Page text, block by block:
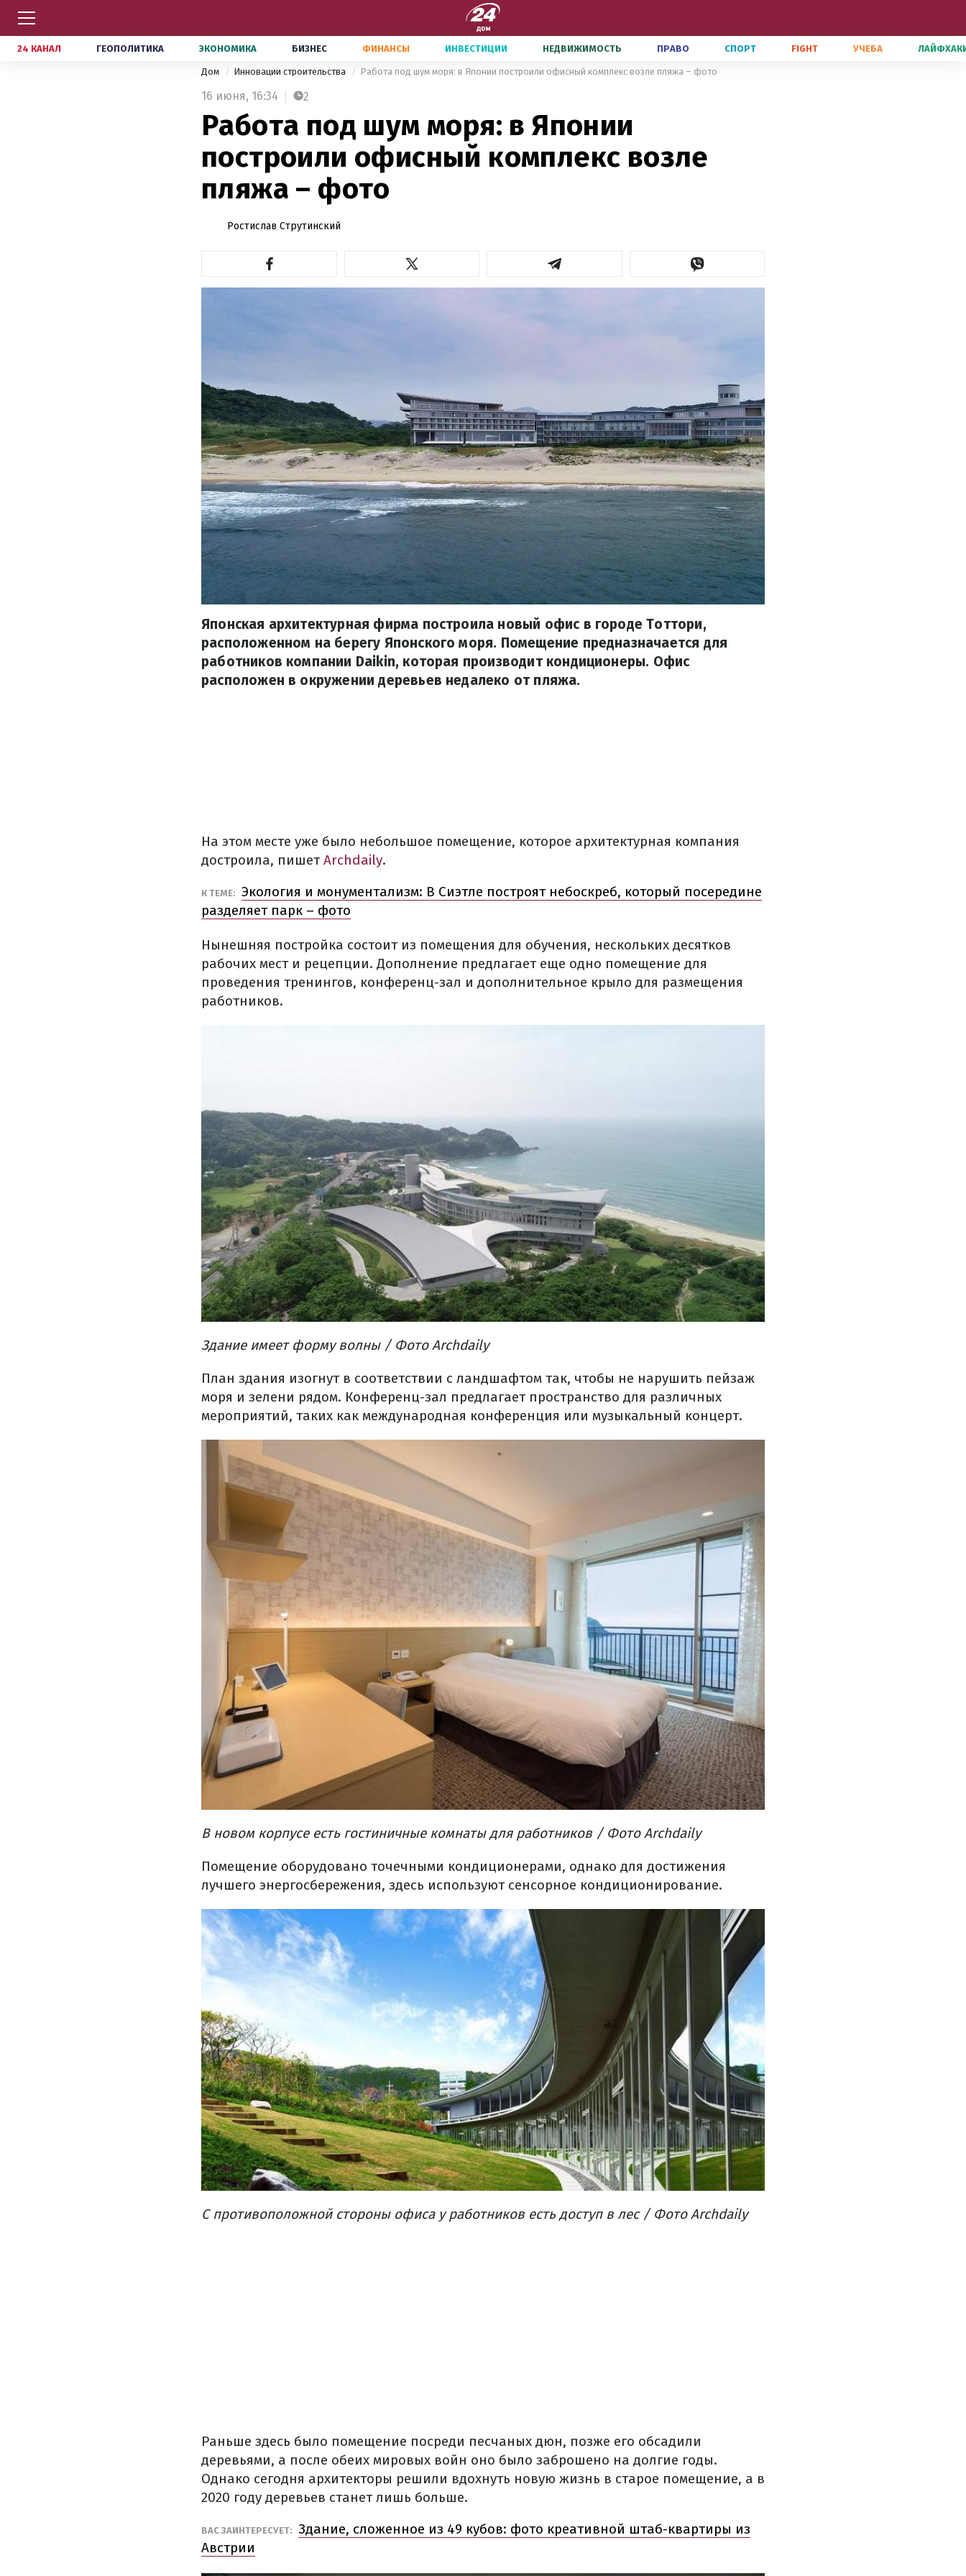
24 КАНАЛ ГЕОПОЛИТИКА ЭКОНОМИКА БИЗНЕС ФИНАНСЫ ИНВЕСТИЦИИ НЕДВИЖИМОСТЬ ПРАВО СПОРТ FIGHT УЧЕБА
Дом Инновации строительства Работа под шум моря: в Японии построили офисный комплекс возле пляжа – фото
16 июня, 16:34 2
Работа под шум моря: в Японии
построили офисный комплекс возле
пляжа – фото
Ростислав Струтинский
Японская архитектурная фирма построила новый офис в городе Тоттори,
расположенном на берегу Японского моря. Помещение предназначается для
работников компании Daikin, которая производит кондиционеры. Офис
расположен в окружении деревьев недалеко от пляжа.
На этом месте уже было небольшое помещение, которое архитектурная компания
достроила, пишетArchdaily.
К ТЕМЕ: Экология и монументализм: В Сиэтле построят небоскреб, который посередине
разделяет парк – фото
Нынешняя постройка состоит из помещения для обучения, нескольких десятков
рабочих мест и рецепции. Дополнение предлагает еще одно помещение для
проведения тренингов, конференц-зал и дополнительное крыло для размещения
работников.
Здание имеет форму волны / Фото Archdaily
План здания изогнут в соответствии с ландшафтом так, чтобы не нарушить пейзаж
моря и зелени рядом. Конференц-зал предлагает пространство для различных
мероприятий, таких как международная конференция или музыкальный концерт.
В новом корпусе есть гостиничные комнаты для работников / Фото Archdaily
Помещение оборудовано точечными кондиционерами, однако для достижения
лучшего энергосбережения, здесь используют сенсорное кондиционирование.
С противоположной стороны офиса у работников есть доступ в лес / Фото Archdaily
Раньше здесь было помещение посреди песчаных дюн, позже его обсадили
деревьями, а после обеих мировых войн оно было заброшено на долгие годы.
Однако сегодня архитекторы решили вдохнуть новую жизнь в старое помещение, а в
2020 году деревьев станет лишь больше.
ВАС ЗАИНТЕРЕСУЕТ: Здание, сложенное из 49 кубов: фото креативной штаб-квартиры из
Австрии